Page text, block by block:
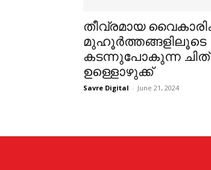
തീവ്രമായ
മുഹൂര്‍ത്തങ്ങളിലൂടെ
കടന്നുപോകുന്ന
ഉള്ളൊഴുക്ക്
Savre Digital - June 21, 2024